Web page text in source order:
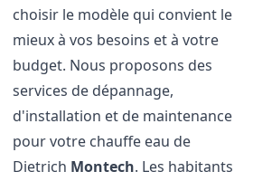
choisir le modèle qui convient le
mieux à vos besoins et à votre
budget. Nous proposons des
services de dépannage,
d'installation et de maintenance
pour votre chauffe eau de
Dietrich Montech. Les habitants